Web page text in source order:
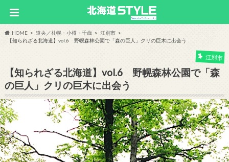
HOME 道央／札幌・小樽・千歳
江別市
【知られざる北海道】vol.6 野幌森林公園で「森の巨人」クリの巨木に出会う
江別市
【知られざる北海道】vol.6 野幌森林公園で「森
の巨人」クリの巨木に出会う